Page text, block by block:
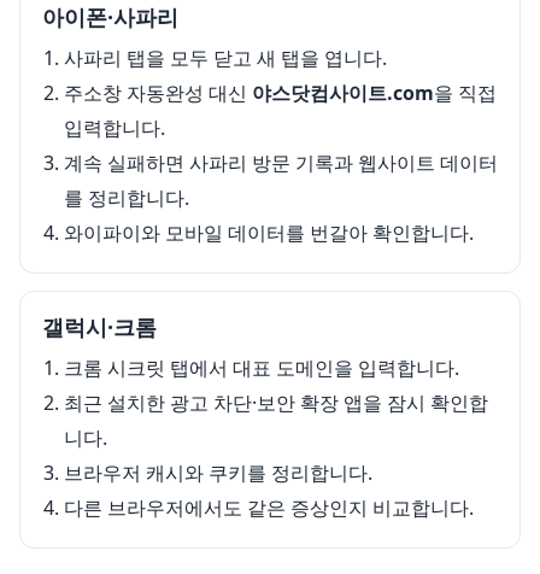
아이폰·사파리
사파리 탭을 모두 닫고 새 탭을 엽니다.
주소창 자동완성 대신 야스닷컴사이트.com을 직접
입력합니다.
계속 실패하면 사파리 방문 기록과 웹사이트 데이터
를 정리합니다.
와이파이와 모바일 데이터를 번갈아 확인합니다.
갤럭시·크롬
크롬 시크릿 탭에서 대표 도메인을 입력합니다.
최근 설치한 광고 차단·보안 확장 앱을 잠시 확인합
니다.
브라우저 캐시와 쿠키를 정리합니다.
다른 브라우저에서도 같은 증상인지 비교합니다.